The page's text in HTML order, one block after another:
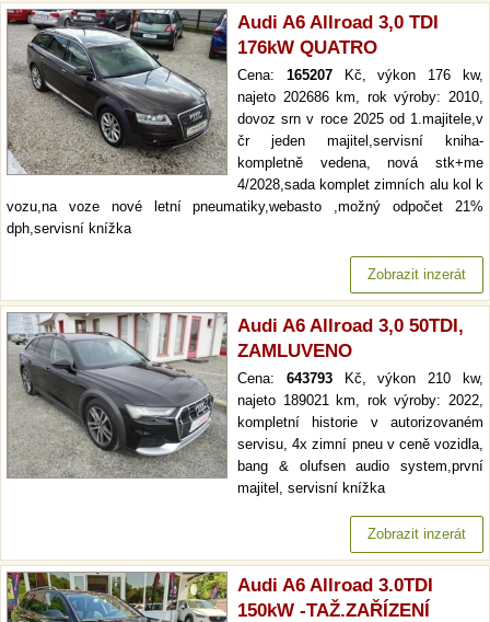
Audi A6 Allroad 3,0 TDI
176kW QUATRO
Cena: 165207Kč, výkon 176 kw,
najeto 202686 km, rok výroby: 2010,
dovoz srn v roce 2025 od 1.majitele,v
čr jeden majitel,servisní kniha-
kompletně vedena, nová stk+me
4/2028,sada komplet zimních alu kol k
vozu,na voze nové letní pneumatiky,webasto ,možný odpočet 21%
dph,servisní knížka
Zobrazit inzerát
Audi A6 Allroad 3,0 50TDI,
ZAMLUVENO
Cena: 643793Kč, výkon 210 kw,
najeto 189021 km, rok výroby: 2022,
kompletní historie v autorizovaném
servisu, 4x zimní pneu v ceně vozidla,
bang & olufsen audio system,první
majitel, servisní knížka
Zobrazit inzerát
Audi A6 Allroad 3.0TDI
150kW -TAŽ.ZAŘÍZENÍ